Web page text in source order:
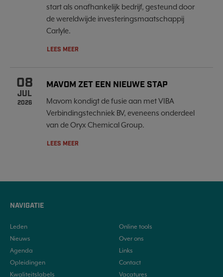
start als onafhankelijk bedrijf, gesteund door
de wereldwijde investeringsmaatschappij
Carlyle.
LEES MEER
08
JUL
2026
MAVOM ZET EEN NIEUWE STAP
Mavom kondigt de fusie aan met VIBA
Verbindingstechniek BV, eveneens onderdeel
van de Oryx Chemical Group.
LEES MEER
NAVIGATIE
Leden
Nieuws
Agenda
Opleidingen
Kwaliteitslabels
Online tools
Over ons
Links
Contact
Vacatures